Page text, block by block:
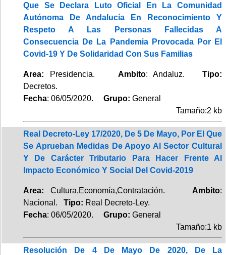
Que Se Declara Luto Oficial En La Comunidad
Autónoma De Andalucía En Reconocimiento Y
Respeto A Las Personas Fallecidas A
Consecuencia De La Pandemia Provocada Por El
Covid-19 Y De Solidaridad Con Sus Familias
Area: Presidencia. Ambito: Andaluz.Tipo:
Decretos.
Fecha: 06/05/2020. Grupo: General
Tamaño:2 kb
Real Decreto-Ley 17/2020, De 5 De Mayo, Por El Que
Se Aprueban Medidas De Apoyo Al Sector Cultural
Y De Carácter Tributario Para Hacer Frente Al
Impacto Económico Y Social Del Covid-2019
Area: Cultura,Economía,Contratación. Ambito:
Nacional. Tipo: Real Decreto-Ley.
Fecha: 06/05/2020. Grupo: General
Tamaño:1 kb
Resolución De 4 De Mayo De 2020, De La